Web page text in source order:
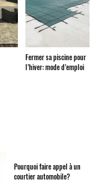
Fermer sa piscine pour
l’hiver: mode d’emploi
Pourquoi faire appel à un
courtier automobile?